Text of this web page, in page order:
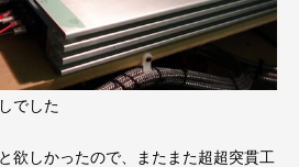
でした
欲しかったので、またまた超超突貫工